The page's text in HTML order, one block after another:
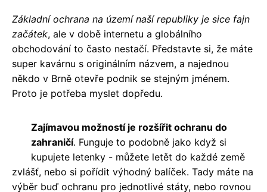
Základní ochrana na území naší republiky je sice fajn
začátek, ale v době internetu a globálního
obchodování to často nestačí. Představte si, že máte
super kavárnu s originálním názvem, a najednou
někdo v Brně otevře podnik se stejným jménem.
Proto je potřeba myslet dopředu.
Zajímavou možností je rozšířit ochranu do
zahraničí. Funguje to podobně jako když si
kupujete letenky - můžete letět do každé země
zvlášť, nebo si pořídit výhodný balíček. Tady máte na
výběr buď ochranu pro jednotlivé státy, nebo rovnou